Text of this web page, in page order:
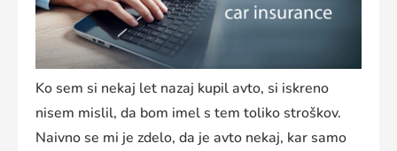
Ko sem si nekaj let nazaj kupil avto, si iskreno
nisem mislil, da bom imel s tem toliko stroškov.
Naivno se mi je zdelo, da je avto nekaj, kar samo